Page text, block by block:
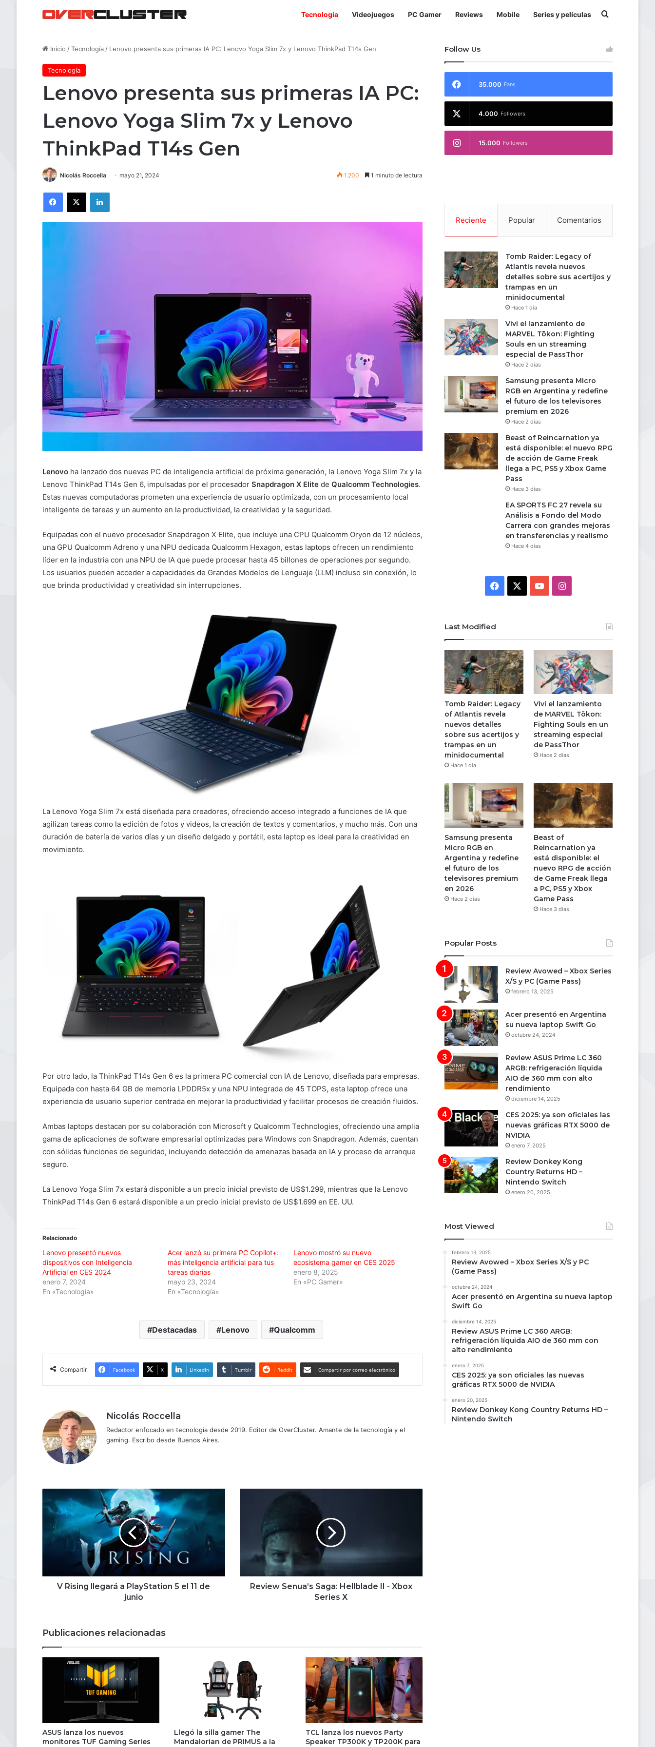
Tecnología Videojuegos PC Gamer Reviews Mobile Series y películas
Inicio /Tecnología / Lenovo presenta sus primeras IA PC: Lenovo Yoga Slim 7x y Lenovo ThinkPad T14s Gen
Tecnología
Lenovo presenta sus primeras IA PC:
Lenovo Yoga Slim 7x y Lenovo
ThinkPad T14s Gen
Nicolás Roccella mayo 21, 2024 1.200 1 minuto de lectura
Facebook
X LinkedIn
Lenovo ha lanzado dos nuevas PC de inteligencia artificial de próxima generación, la Lenovo Yoga Slim 7x y la
Lenovo ThinkPad T14s Gen 6, impulsadas por el procesador Snapdragon X Elitede Qualcomm Technologies.
Estas nuevas computadoras prometen una experiencia de usuario optimizada, con un procesamiento local
inteligente de tareas y un aumento en la productividad, la creatividad y la seguridad.
Equipadas con el nuevo procesador Snapdragon X Elite, que incluye una CPU Qualcomm Oryon de 12 núcleos,
una GPU Qualcomm Adreno y una NPU dedicada Qualcomm Hexagon, estas laptops ofrecen un rendimiento
líder en la industria con una NPU de IA que puede procesar hasta 45 billones de operaciones por segundo.
Los usuarios pueden acceder a capacidades de Grandes Modelos de Lenguaje (LLM) incluso sin conexión, lo
que brinda productividad y creatividad sin interrupciones.
La Lenovo Yoga Slim 7x está diseñada para creadores, ofreciendo acceso integrado a funciones de IA que
agilizan tareas como la edición de fotos y videos, la creación de textos y comentarios, y mucho más. Con una
duración de batería de varios días y un diseño delgado y portátil, esta laptop es ideal para la creatividad en
movimiento.
Por otro lado, la ThinkPad T14s Gen 6 es la primera PC comercial con IA de Lenovo, diseñada para empresas.
Equipada con hasta 64 GB de memoria LPDDR5x y una NPU integrada de 45 TOPS, esta laptop ofrece una
experiencia de usuario superior centrada en mejorar la productividad y facilitar procesos de creación fluidos.
Ambas laptops destacan por su colaboración con Microsoft y Qualcomm Technologies, ofreciendo una amplia
gama de aplicaciones de software empresarial optimizadas para Windows con Snapdragon. Además, cuentan
con sólidas funciones de seguridad, incluyendo detección de amenazas basada en IA y proceso de arranque
seguro.
La Lenovo Yoga Slim 7x estará disponible a un precio inicial previsto de US$1.299, mientras que la Lenovo
ThinkPad T14s Gen 6 estará disponible a un precio inicial previsto de US$1.699 en EE. UU.
Relacionado
Lenovo presentó nuevos
dispositivos con Inteligencia
Artificial en CES 2024
enero 7, 2024
En «Tecnología»
Acer lanzó su primera PC Copilot+:
más inteligencia artificial para tus
tareas diarias
mayo 23, 2024
En «Tecnología»
Lenovo mostró su nuevo
ecosistema gamer en CES 2025
enero 8, 2025
En «PC Gamer»
Destacadas Lenovo Qualcomm
Compartir Facebook X LinkedIn Tumblr Reddit Compartir por correo electrónico
Nicolás Roccella
Redactor enfocado en tecnología desde 2019. Editor de OverCluster. Amante de la tecnología y el
gaming. Escribo desde Buenos Aires.
Rising
llegará
PlayStation
de
V Rising llegará a PlayStation 5 el 11 de
junio
Hellblade
Xbox
X
Review Senua’s Saga: Hellblade II - Xbox
Series X
Publicaciones relacionadas
ASUS lanza los nuevos
monitores TUF Gaming Series
Llegó la silla gamer The
Mandalorian de PRIMUS a la
TCL lanza los nuevos Party
Speaker TP300K y TP200K para
Follow Us
35.000 Fans
4.000 Followers
15.000 Followers
Reciente Popular Comentarios
Tomb Raider: Legacy of
Atlantis revela nuevos
detalles sobre sus acertijos y
trampas en un
minidocumental
Hace 1 día
Viví el lanzamiento de
MARVEL Tōkon: Fighting
Souls en un streaming
especial de PassThor
Hace 2 días
Samsung presenta Micro
RGB en Argentina y redefine
el futuro de los televisores
premium en 2026
Hace 2 días
Beast of Reincarnation ya
está disponible: el nuevo RPG
de acción de Game Freak
llega a PC, PS5 y Xbox Game
Pass
Hace 3 días
EA SPORTS FC 27 revela su
Análisis a Fondo del Modo
Carrera con grandes mejoras
en transferencias y realismo
Hace 4 días
Facebook YouTubeInstagram
Last Modified
Tomb Raider: Legacy
of Atlantis revela
nuevos detalles
sobre sus acertijos y
trampas en un
minidocumental
Hace 1 día
Viví el lanzamiento
de MARVEL Tōkon:
Fighting Souls en un
streaming especial
de PassThor
Hace 2 días
Samsung presenta
Micro RGB en
Argentina y redefine
el futuro de los
televisores premium
en 2026
Hace 2 días
Beast of
Reincarnation ya
está disponible: el
nuevo RPG de acción
de Game Freak llega
a PC, PS5 y Xbox
Game Pass
Hace 3 días
Popular Posts
Review Avowed – Xbox Series
X/S y PC (Game Pass)
febrero 13, 2025
Acer presentó en Argentina
su nueva laptop Swift Go
octubre 24, 2024
Review ASUS Prime LC 360
ARGB: refrigeración líquida
AIO de 360 mm con alto
rendimiento
diciembre 14, 2025
CES 2025: ya son oficiales las
nuevas gráficas RTX 5000 de
NVIDIA
enero 7, 2025
Review Donkey Kong
Country Returns HD –
Nintendo Switch
enero 20, 2025
Most Viewed
febrero 13, 2025
Review Avowed – Xbox Series X/S y PC
(Game Pass)
octubre 24, 2024
Acer presentó en Argentina su nueva laptop
Swift Go
diciembre 14, 2025
Review ASUS Prime LC 360 ARGB:
refrigeración líquida AIO de 360 mm con
alto rendimiento
enero 7, 2025
CES 2025: ya son oficiales las nuevas
gráficas RTX 5000 de NVIDIA
enero 20, 2025
Review Donkey Kong Country Returns HD –
Nintendo Switch